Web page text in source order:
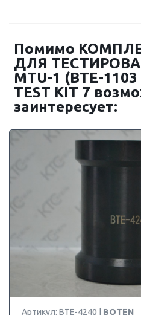
Помимо
ДЛЯ
MTU-1 (BTE-1103
TEST KIT 7
заинтересует:
Артикул: BTE-4240 | BOTEN